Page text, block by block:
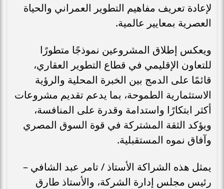
لإعادة تعريف مفاهيم التطوير العمراني والحياة
العصرية بمعايير عالمية.
ويعكس إطلاق المشروعين نموذجًا متطورًا
للتعاون الإقليمي في قطاع التطوير العقاري،
قائمًا على الدمج بين الخبرة المحلية والرؤية
الاستثمارية الطموحة، بما يدعم تقديم مشروعات
أكثر ابتكارًا واستدامة وقدرة على المنافسة،
ويؤكد الثقة المشتركة في قوة السوق المصري
وآفاق نموه المستقبلية.
يمثل هذه الشراكة الأستاذ / تامر عبد الشافي –
رئيس مجلس إدارة الشركة، والأستاذ طارق